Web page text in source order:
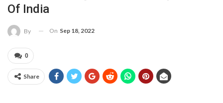
Of India
By On Sep 18, 2022
0
Share